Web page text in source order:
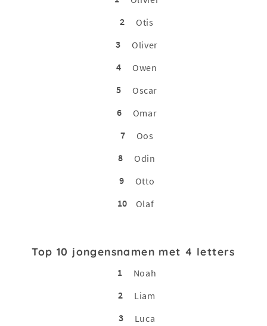
2
Otis
3
Oliver
4
Owen
5
Oscar
6
Omar
7
Oos
8
Odin
9
Otto
10
Olaf
Top 10 jongensnamen met 4 letters
1
Noah
2
Liam
3
Luca